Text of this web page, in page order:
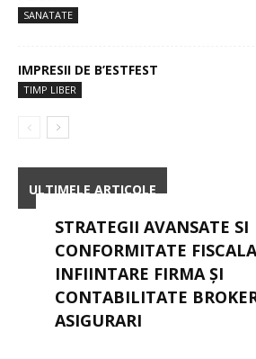
SANATATE
IMPRESII DE B’ESTFEST
TIMP LIBER
ULTIMELE ARTICOLE
CÂT COSTĂ UN
ÎN ROMÂNIA ÎN 2026
STRATEGII AVANSATE SI
CONFORMITATE
INFIINTARE FIRMA ȘI
CONTABILITATE
ASIGURARI